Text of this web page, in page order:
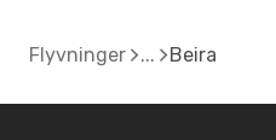
Flyvninger Beira